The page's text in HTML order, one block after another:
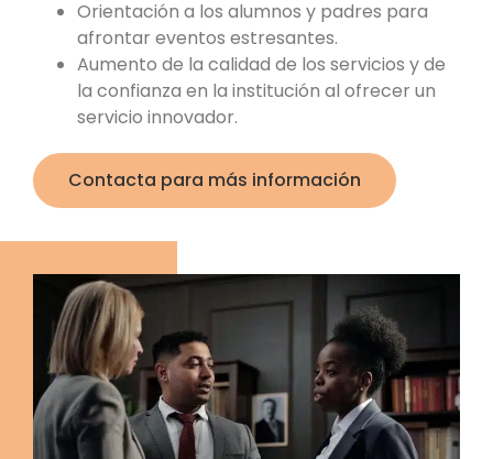
Orientación a los alumnos y padres para
afrontar eventos estresantes.
Aumento de la calidad de los servicios y de
la confianza en la institución al ofrecer un
servicio innovador.
Contacta para más información